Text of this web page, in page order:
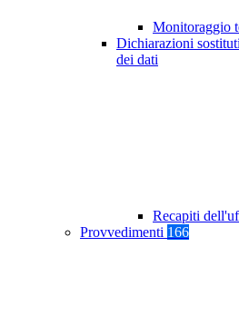
Monitoraggio
Dichiarazioni
dei dati
Recapiti
Provvedimenti 166